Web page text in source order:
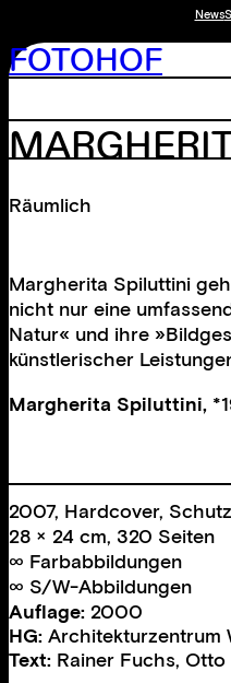
News
FOTOHOF
Räumlich
Margherita Spiluttini
nicht nur eine
Natur« und ihre
künstlerischer
Margherita Spiluttini,
2007, Hardcover,
28 × 24 cm, 320 Seiten
∞ Farbabbildungen
∞ S/W-Abbildungen
Auflage: 2000
HG: Architekturzentrum
Text: Rainer Fuchs, Otto